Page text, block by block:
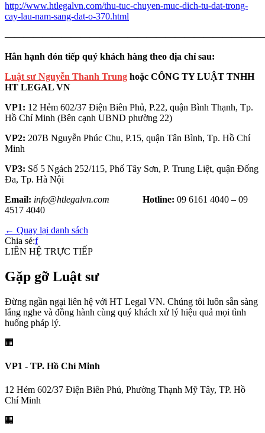
http://www.htlegalvn.com/thu-tuc-chuyen-muc-dich-tu-dat-trong-
cay-lau-nam-sang-dat-o-370.html
Hân hạnh đón tiếp quý khách hàng theo địa chỉ sau:
Luật sư Nguyễn Thanh Trung hoặc CÔNG TY LUẬT TNHH
HT LEGAL VN
VP1: 12 Hẻm 602/37 Điện Biên Phủ, P.22, quận Bình Thạnh, Tp.
Hồ Chí Minh (Bên cạnh UBND phường 22)
VP2: 207B Nguyễn Phúc Chu, P.15, quận Tân Bình, Tp. Hồ Chí
Minh
VP3: Số 5 Ngách 252/115, Phố Tây Sơn, P. Trung Liệt, quận Đống
Đa, Tp. Hà Nội
Email: info@htlegalvn.com Hotline: 09 6161 4040 – 09
4517 4040
← Quay lại danh sách
Chia sẻ:f
LIÊN HỆ TRỰC TIẾP
Gặp gỡ Luật sư
Đừng ngần ngại liên hệ với HT Legal VN. Chúng tôi luôn sẵn sàng
lắng nghe và đồng hành cùng quý khách xử lý hiệu quả mọi tình
huống pháp lý.
🏢
VP1 - TP. Hồ Chí Minh
12 Hẻm 602/37 Điện Biên Phủ, Phường Thạnh Mỹ Tây, TP. Hồ
Chí Minh
🏢